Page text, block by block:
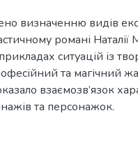
визначенню видів
романі Наталії
ситуацій із
та магічний
взаємозв’язок
та персонажок.